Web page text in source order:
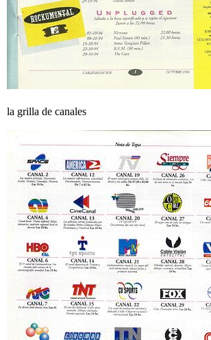
la grilla de canales